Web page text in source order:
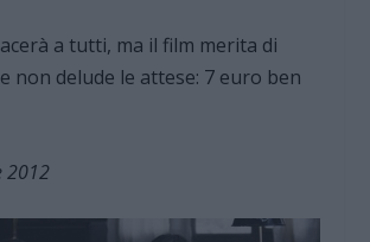
a tutti, ma il film merita di
non delude le attese: 7 euro ben
2012